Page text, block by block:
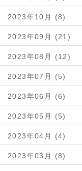
2023年10月 (8)
2023年09月 (21)
2023年08月 (12)
2023年07月 (5)
2023年06月 (6)
2023年05月 (5)
2023年04月 (4)
2023年03月 (8)